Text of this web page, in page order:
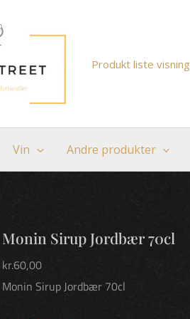
Produkt liste visning
Vin Andre produkter
Monin Sirup Jordbær 70cl
kr.60,00
Monin Sirup Jordbær 70cl